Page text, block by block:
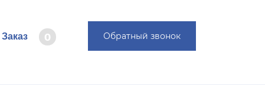
Заказ 0 Обратный звонок